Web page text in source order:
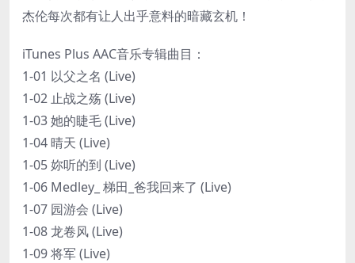
杰伦每次都有让人出乎意料的暗藏玄机！
iTunes Plus AAC音乐专辑曲目：
1-01 以父之名 (Live)
1-02 止战之殇 (Live)
1-03 她的睫毛 (Live)
1-04 晴天 (Live)
1-05 妳听的到 (Live)
1-06 Medley_ 梯田_爸我回来了 (Live)
1-07 园游会 (Live)
1-08 龙卷风 (Live)
1-09 将军 (Live)